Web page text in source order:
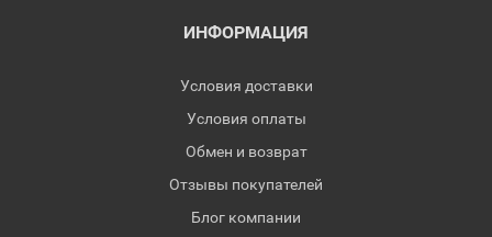
ИНФОРМАЦИЯ
Условия доставки
Условия оплаты
Обмен и возврат
Отзывы покупателей
Блог компании